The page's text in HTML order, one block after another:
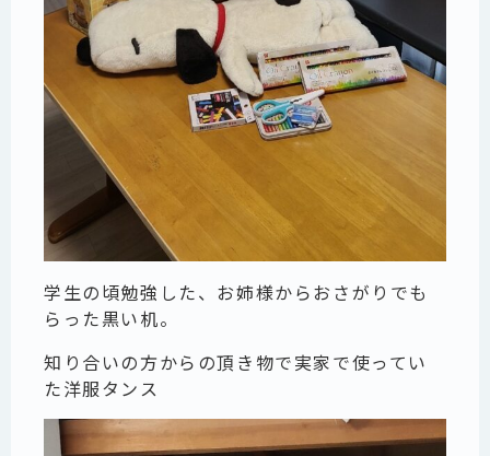
学生の頃勉強した、お姉様からおさがりでも
らった黒い机。
知り合いの方からの頂き物で実家で使ってい
た洋服タンス